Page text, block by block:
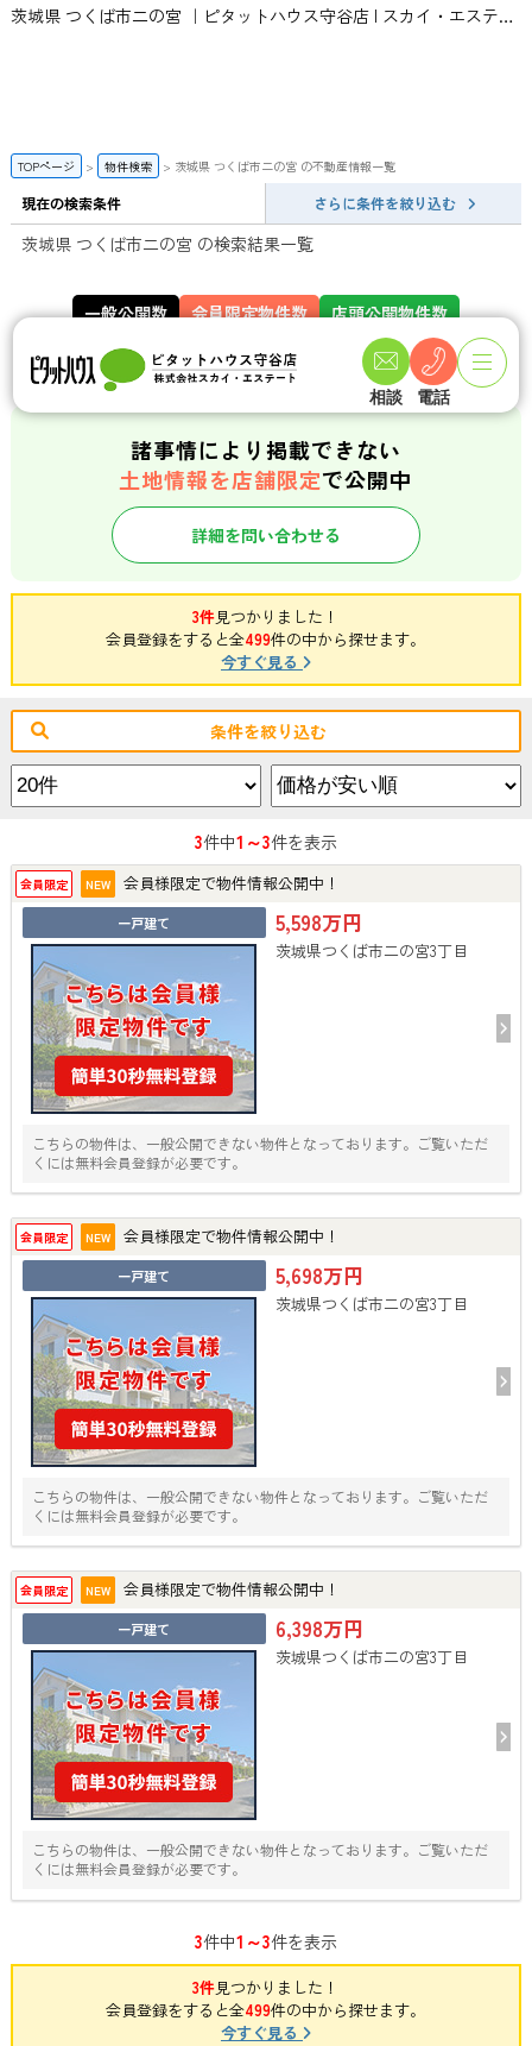
茨城県 つくば市二の宮 ｜ピタットハウス守谷店 | スカイ・エステート
相談 電話
TOPページ 物件検索 茨城県 つくば市二の宮 の不動産情報一覧
現在の検索条件 さらに条件を絞り込む
茨城県 つくば市二の宮 の検索結果一覧
一般公開数
141件
会員限定物件数
358件
店頭公開物件数
諸事情により掲載できない
土地情報を店舗限定で公開中
詳細を問い合わせる
3件見つかりました！
会員登録をすると全499件の中から探せます。
今すぐ見る
条件を絞り込む
3件中1～3件を表示
会員限定 NEW 会員様限定で物件情報公開中！
一戸建て 5,598万円
茨城県つくば市二の宮3丁目
こちらの物件は、一般公開できない物件となっております。ご覧いただ
くには無料会員登録が必要です。
会員限定 NEW 会員様限定で物件情報公開中！
一戸建て 5,698万円
茨城県つくば市二の宮3丁目
こちらの物件は、一般公開できない物件となっております。ご覧いただ
くには無料会員登録が必要です。
会員限定 NEW 会員様限定で物件情報公開中！
一戸建て 6,398万円
茨城県つくば市二の宮3丁目
こちらの物件は、一般公開できない物件となっております。ご覧いただ
くには無料会員登録が必要です。
3件中1～3件を表示
3件見つかりました！
会員登録をすると全499件の中から探せます。
今すぐ見る